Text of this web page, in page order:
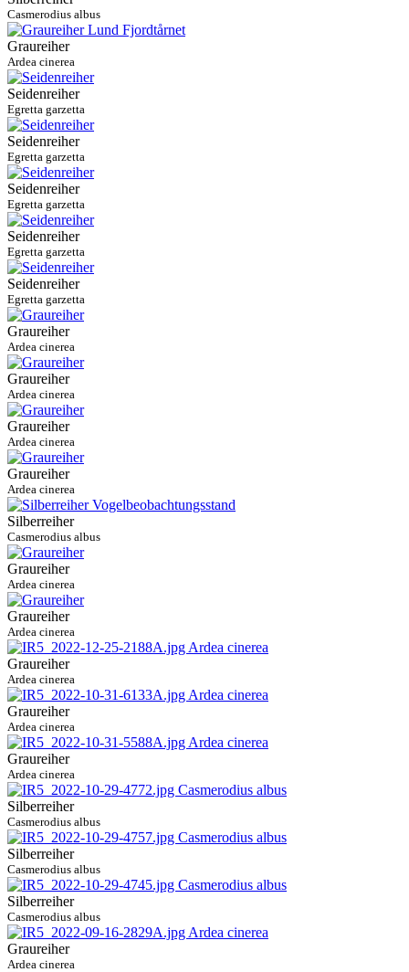
Casmerodius albus
Graureiher
Ardea cinerea
Seidenreiher
Egretta garzetta
Seidenreiher
Egretta garzetta
Seidenreiher
Egretta garzetta
Seidenreiher
Egretta garzetta
Seidenreiher
Egretta garzetta
Graureiher
Ardea cinerea
Graureiher
Ardea cinerea
Graureiher
Ardea cinerea
Graureiher
Ardea cinerea
Silberreiher
Casmerodius albus
Graureiher
Ardea cinerea
Graureiher
Ardea cinerea
Graureiher
Ardea cinerea
Graureiher
Ardea cinerea
Graureiher
Ardea cinerea
Silberreiher
Casmerodius albus
Silberreiher
Casmerodius albus
Silberreiher
Casmerodius albus
Graureiher
Ardea cinerea